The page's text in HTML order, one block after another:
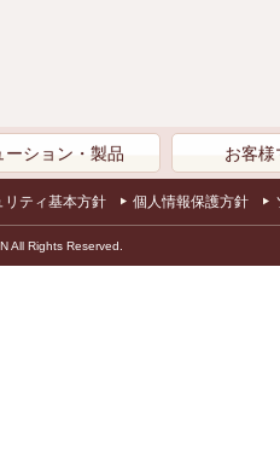
ーション・製品 お客様
リティ基本方針 個人情報保護方針
All Rights Reserved.